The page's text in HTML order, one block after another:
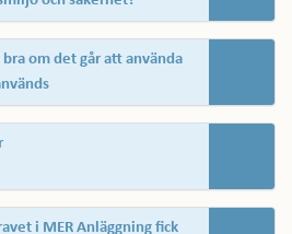
bra om det går att använda
i MER Anläggning fick